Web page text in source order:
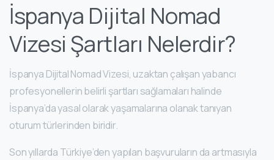
İspanya Dijital Nomad
Vizesi Şartları Nelerdir?
İspanya Dijital Nomad Vizesi, uzaktan çalışan yabancı
profesyonellerin belirli şartları sağlamaları halinde
İspanya’da yasal olarak yaşamalarına olanak tanıyan
oturum türlerinden biridir.
Son yıllarda Türkiye’den yapılan başvuruların da artmasıyla